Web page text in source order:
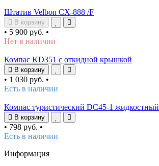
Штатив Velbon CX-888 /F
В корзину
• 5 900 руб. •
Нет в наличии
Компас KD351 с откидной крышкой
В корзину
• 1 030 руб. •
Есть в наличии
Компас туристический DC45-1 жидкостный
В корзину
• 798 руб. •
Есть в наличии
Информация